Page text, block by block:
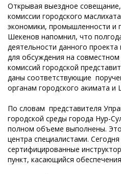
Открывая выездное
комиссии городского
экономики, промышленности и
Шекенов напомнил, что
деятельности данного
для обсуждения на
комиссий городской
даны соответствующие
органам городского акимата и
По словам представителя
городской среды города Нур-
полном объеме выполнены.
центра специалистами. Сегодня
сертифицированные
пункт, касающийся